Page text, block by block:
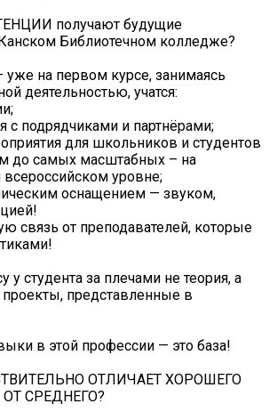
получают будущие
Библиотечном колледже?
на первом курсе, занимаясь
деятельностью, учатся:
с подрядчиками и партнёрами;
для школьников и студентов
до самых масштабных – на
уровне;
оснащением — звуком,
связь от преподавателей, которые
у студента за плечами не теория, а
представленные в
в этой профессии — это база!
ОТЛИЧАЕТ ХОРОШЕГО
СРЕДНЕГО?